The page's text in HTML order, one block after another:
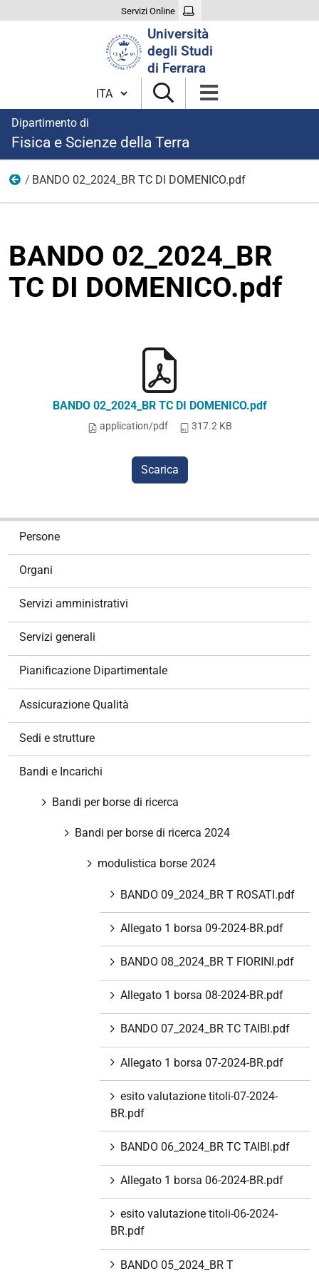
Servizi Online
Università
degli Studi
di Ferrara
Cambia lingua
Dipartimento di
Fisica e Scienze della Terra
modulistica borse 2024
BANDO 02_2024_BR TC DI DOMENICO.pdf
BANDO 02_2024_BR
TC DI DOMENICO.pdf
BANDO 02_2024_BR TC DI DOMENICO.pdf
application/pdf 317.2 KB
Scarica
Persone
Organi
Servizi amministrativi
Servizi generali
Pianificazione Dipartimentale
Assicurazione Qualità
Sedi e strutture
Bandi e Incarichi
Bandi per borse di ricerca
Bandi per borse di ricerca 2024
modulistica borse 2024
BANDO 09_2024_BR T ROSATI.pdf
Allegato 1 borsa 09-2024-BR.pdf
BANDO 08_2024_BR T FIORINI.pdf
Allegato 1 borsa 08-2024-BR.pdf
BANDO 07_2024_BR TC TAIBI.pdf
Allegato 1 borsa 07-2024-BR.pdf
esito valutazione titoli-07-2024-
BR.pdf
BANDO 06_2024_BR TC TAIBI.pdf
Allegato 1 borsa 06-2024-BR.pdf
esito valutazione titoli-06-2024-
BR.pdf
BANDO 05_2024_BR T